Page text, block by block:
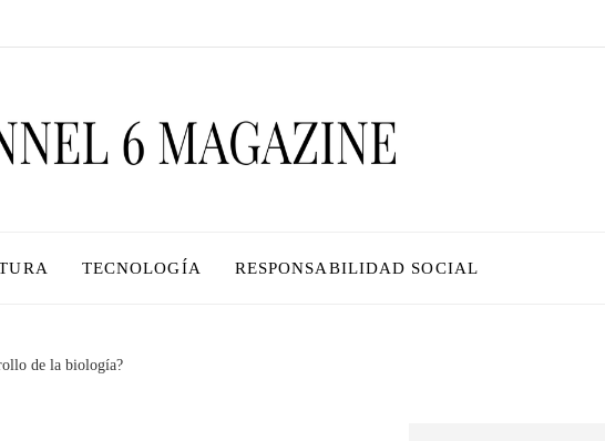
TECNOLOGÍA RESPONSABILIDAD SOCIAL
de la biología?